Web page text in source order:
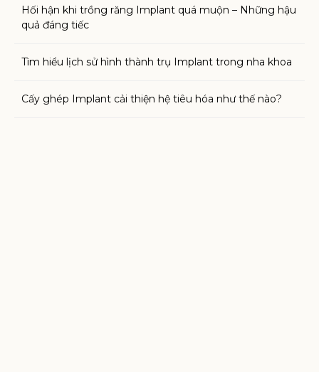
Hối hận khi trồng răng Implant quá muộn – Những hậu
quả đáng tiếc
Tìm hiểu lịch sử hình thành trụ Implant trong nha khoa
Cấy ghép Implant cải thiện hệ tiêu hóa như thế nào?